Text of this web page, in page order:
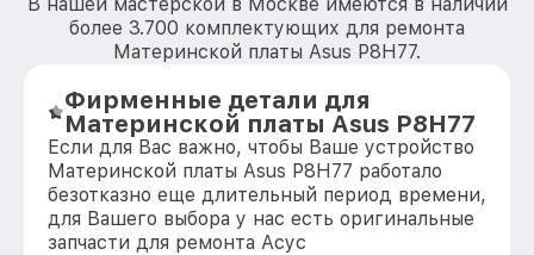
более 3.700 комплектующих для ремонта
Материнской платы Asus P8H77.
Фирменные детали для
Материнской платы Asus P8H77
Если для Вас важно, чтобы Ваше устройство
Материнской платы Asus P8H77 работало
безотказно еще длительный период времени,
для Вашего выбора у нас есть оригинальные
запчасти для ремонта Асус